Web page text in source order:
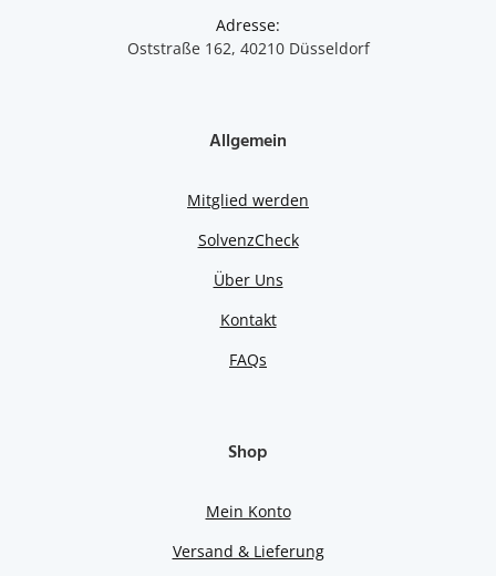
Adresse:
Oststraße 162, 40210 Düsseldorf
Allgemein
Mitglied werden
SolvenzCheck
Über Uns
Kontakt
FAQs
Shop
Mein Konto
Versand & Lieferung